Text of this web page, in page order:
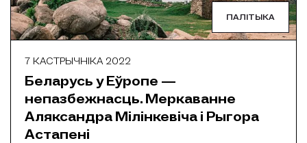
ПАЛІТЫКА
7 КАСТРЫЧНІКА 2022
Беларусь у Еўропе —
непазбежнасць. Меркаванне
Аляксандра Мілінкевіча і Рыгора
Астапені